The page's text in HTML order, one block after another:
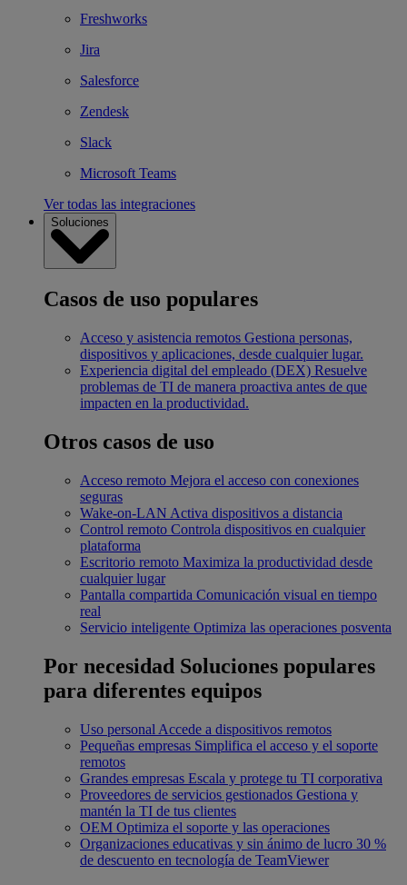
Freshworks
Jira
Salesforce
Zendesk
Slack
Microsoft Teams
Ver todas las integraciones
Soluciones
Casos de uso populares
Acceso y asistencia remotos Gestiona personas,
dispositivos y aplicaciones, desde cualquier lugar.
Experiencia digital del empleado (DEX) Resuelve
problemas de TI de manera proactiva antes de que
impacten en la productividad.
Otros casos de uso
Acceso remoto Mejora el acceso con conexiones
seguras
Wake-on-LAN Activa dispositivos a distancia
Control remoto Controla dispositivos en cualquier
plataforma
Escritorio remoto Maximiza la productividad desde
cualquier lugar
Pantalla compartida Comunicación visual en tiempo
real
Servicio inteligente Optimiza las operaciones posventa
Por necesidad Soluciones populares
para diferentes equipos
Uso personal Accede a dispositivos remotos
Pequeñas empresas Simplifica el acceso y el soporte
remotos
Grandes empresas Escala y protege tu TI corporativa
Proveedores de servicios gestionados Gestiona y
mantén la TI de tus clientes
OEM Optimiza el soporte y las operaciones
Organizaciones educativas y sin ánimo de lucro 30 %
de descuento en tecnología de TeamViewer